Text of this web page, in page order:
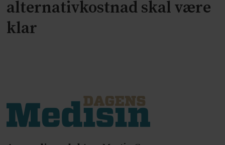
alternativkostnad skal være
klar